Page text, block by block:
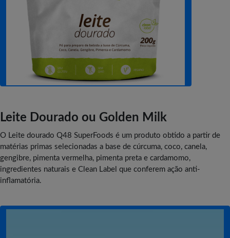
Leite Dourado ou Golden Milk
O Leite dourado Q48 SuperFoods é um produto obtido a partir de
matérias primas selecionadas a base de cúrcuma, coco, canela,
gengibre, pimenta vermelha, pimenta preta e cardamomo,
ingredientes naturais e Clean Label que conferem ação anti-
inflamatória.